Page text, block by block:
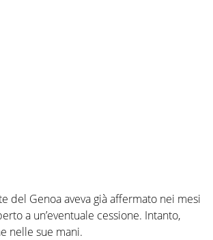
del Genoa aveva già affermato nei mesi
a un’eventuale cessione. Intanto,
nelle sue mani.